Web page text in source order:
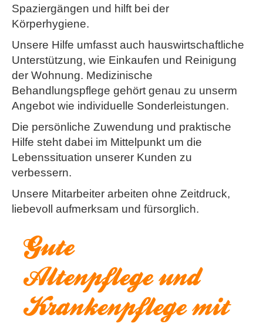
Spaziergängen und hilft bei der
Körperhygiene.
Unsere Hilfe umfasst auch hauswirtschaftliche
Unterstützung, wie Einkaufen und Reinigung
der Wohnung. Medizinische
Behandlungspflege gehört genau zu unserm
Angebot wie individuelle Sonderleistungen.
Die persönliche Zuwendung und praktische
Hilfe steht dabei im Mittelpunkt um die
Lebenssituation unserer Kunden zu
verbessern.
Unsere Mitarbeiter arbeiten ohne Zeitdruck,
liebevoll aufmerksam und fürsorglich.
Gute
Altenpflege und
Krankenpflege mit